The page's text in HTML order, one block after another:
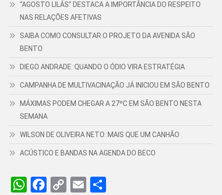
“AGOSTO LILÁS” DESTACA A IMPORTÂNCIA DO RESPEITO
NAS RELAÇÕES AFETIVAS
SAIBA COMO CONSULTAR O PROJETO DA AVENIDA SÃO
BENTO
DIEGO ANDRADE: QUANDO O ÓDIO VIRA ESTRATÉGIA
CAMPANHA DE MULTIVACINAÇÃO JÁ INICIOU EM SÃO BENTO
MÁXIMAS PODEM CHEGAR A 27ºC EM SÃO BENTO NESTA
SEMANA
WILSON DE OLIVEIRA NETO: MAIS QUE UM CANHÃO
ACÚSTICO E BANDAS NA AGENDA DO BECO
WhatsApp
Facebook
CopyEmailShare